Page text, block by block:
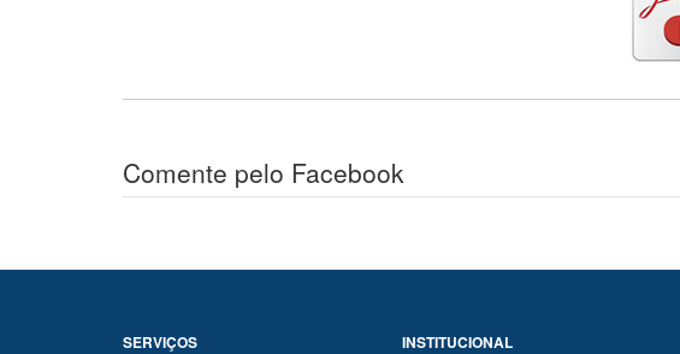
Comente pelo Facebook
SERVIÇOS INSTITUCIONAL